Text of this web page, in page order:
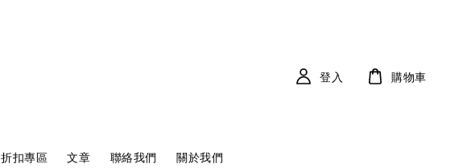
折扣專區 文章 聯絡我們 關於我們
登入 購物車